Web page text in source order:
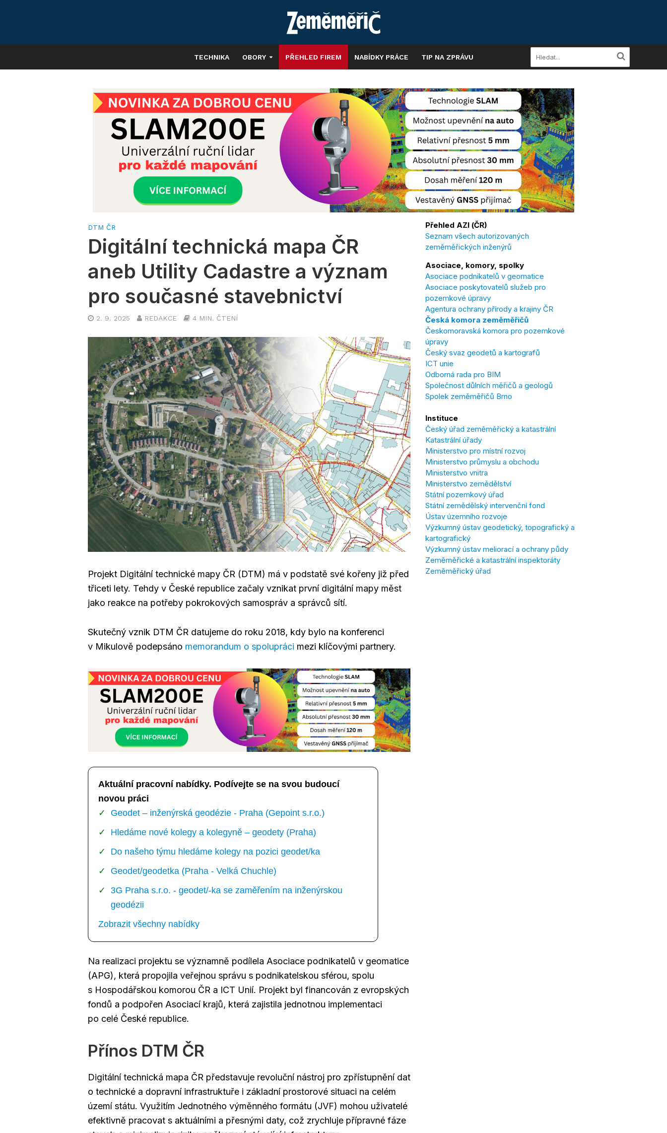
TECHNIKA OBORY PŘEHLED FIREM NABÍDKY PRÁCE TIP NA ZPRÁVU
DTM ČR
Digitální technická mapa ČR
aneb Utility Cadastre a význam
pro současné stavebnictví
2. 9. 2025 REDAKCE 4 MIN. ČTENÍ
Projekt Digitální technické mapy ČR (DTM) má v podstatě své kořeny již před
třiceti lety. Tehdy v České republice začaly vznikat první digitální mapy měst
jako reakce na potřeby pokrokových samospráv a správců sítí.
Skutečný vznik DTM ČR datujeme do roku 2018, kdy bylo na konferenci
v Mikulově podepsáno memorandum o spolupráci mezi klíčovými partnery.
Aktuální pracovní nabídky. Podívejte se na svou budoucí
novou práci
Geodet – inženýrská geodézie - Praha (Gepoint s.r.o.)
Hledáme nové kolegy a kolegyně – geodety (Praha)
Do našeho týmu hledáme kolegy na pozici geodet/ka
Geodet/geodetka (Praha - Velká Chuchle)
3G Praha s.r.o. - geodet/-ka se zaměřením na inženýrskou
geodézii
Zobrazit všechny nabídky
Na realizaci projektu se významně podílela Asociace podnikatelů v geomatice
(APG), která propojila veřejnou správu s podnikatelskou sférou, spolu
s Hospodářskou komorou ČR a ICT Unií. Projekt byl financován z evropských
fondů a podpořen Asociací krajů, která zajistila jednotnou implementaci
po celé České republice.
Přínos DTM ČR
Digitální technická mapa ČR představuje revoluční nástroj pro zpřístupnění dat
o technické a dopravní infrastruktuře i základní prostorové situaci na celém
území státu. Využitím Jednotného výměnného formátu (JVF) mohou uživatelé
efektivně pracovat s aktuálními a přesnými daty, což zrychluje přípravné fáze
Přehled AZI (ČR)
Seznam všech autorizovaných
zeměměřických inženýrů
Asociace, komory, spolky
Asociace podnikatelů v geomatice
Asociace poskytovatelů služeb pro
pozemkové úpravy
Agentura ochrany přírody a krajiny ČR
Česká komora zeměměřičů
Českomoravská komora pro pozemkové
úpravy
Český svaz geodetů a kartografů
ICT unie
Odborná rada pro BIM
Společnost důlních měřičů a geologů
Spolek zeměměřičů Brno
Instituce
Český úřad zeměměřický a katastrální
Katastrální úřady
Ministerstvo pro místní rozvoj
Ministerstvo průmyslu a obchodu
Ministerstvo vnitra
Ministerstvo zemědělství
Státní pozemkový úřad
Státní zemědělský intervenční fond
Ústav územního rozvoje
Výzkumný ústav geodetický, topografický a
kartografický
Výzkumný ústav meliorací a ochrany půdy
Zeměměřické a katastrální inspektoráty
Zeměměřický úřad